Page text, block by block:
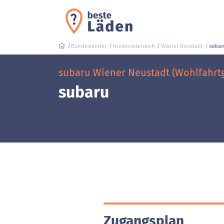
Bundesländer Niederösterreich Wiener Neustadt
subaru Wiener Neustadt
subaru